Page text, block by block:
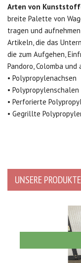
Arten von
breite Palette von
tragen und
Artikeln, die das
die zum Aufgehen,
Pandoro, Colomba
• Polypropylenachsen
• Polypropylenschalen
• Perforierte
• Gegrillte
UNSERE